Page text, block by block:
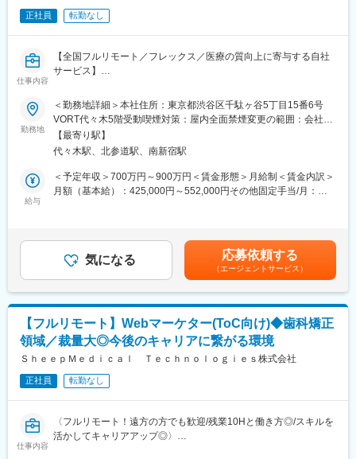
■勤務例：横浜のマネージャー候補の主な1日の流れ
↓
13時 昼休憩
14時 （川崎院へ移動、院責とのMTG等）
↓
16時 （上?である統括とMTG等）
↓
19時 帰宅
■当社について：
海外の様々な医療機器・美容機器等を紹介していました。
◎2011年に医療コンサルティング会社と合併し、2012年10月よ
り医療に特化したコンサルティングを主軸とした事業を展開して
◎クリニックでは、当社の受付スタッフやカウンセラーが実務面
をしっかりサポートいるため、既存店舗のサポートだけでなく新
規開院も計画しています。今後は既存のクリニック以外に対して
も積極的にコンサルティング事業を展開する予定です。
正社員 転勤なし
仕事内容
【全国フルリモート／フレックス／医療の質向上に寄与する自社
サービス】
■担当業務
「ヒポクラ」という医師専用のWebサービスのプロダクトマネー
ジャーをお任せします。
「ヒポクラ」：約75,000人以上の医師が参加する日本最大級の医
師専用SNS。医師が専門外の事象に遭遇した際に他の医師より知
見を得られるオンライン医局”として拡大中。
・市場・競合・ユーザー分析
・新サービス、新機能の企画、要件定義、仕様策定
・KPIの設定と進捗管理、データに基づいた改善策の立案と実行
・ロードマップの作成と管理
・部門間（経営層、営業、マーケティング等）の調整
※ご本人の意向および試用期間中の業務状況などを踏まえて適材適
所を判断していきます。
※少数精鋭で実力主義、かつ積極性・協力性・スピードを重んじる
組織です。
早期にチームリードをお任せするケースもあります。
勤務地
＜勤務地詳細＞本社住所：東京都渋谷区千駄ヶ谷5丁目15番6号
VORT代々木5階受動喫煙対策：屋内全面禁煙変更の範囲：会社の
定める事業所（リモートワーク含む）
【最寄り駅】
代々木駅、北参道駅、南新宿駅
給与
＜予定年収＞700万円～900万円＜賃金形態＞月給制＜賃金内訳＞
月額（基本給）：425,000円～552,000円その他固定手当/月：
残業手当＞有＜給与補足＞固定手当として、在宅勤務手当(月1万
円)がございます。賃金はあくまでも目安の金額であり、選考を通
じて上下する可能性があります。月給(月額)は固定手当を含めた表
記です。
気になる 応募依頼する
（エージェントサービス）
【フルリモート】Webマーケター(ToC向け)◆歯科矯正
領域／裁量大◎今後のキャリアに繋がる環境
ＳｈｅｅｐＭｅｄｉｃａｌ Ｔｅｃｈｎｏｌｏｇｉｅｓ株式会社
正社員 転勤なし
仕事内容
〈フルリモート！遠方の方でも歓迎/残業10Hと働き方◎/スキルを
活かしてキャリアアップ◎〉